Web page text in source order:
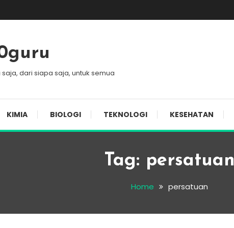
dari siapa saja, untuk semua
KIMIA BIOLOGI TEKNOLOGI KESEHATAN
Tag: persatuan
Home persatuan